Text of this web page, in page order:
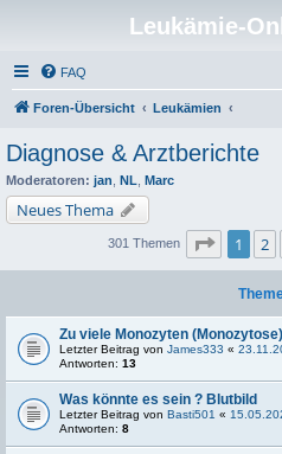
Leukämie-
FAQ
Foren-Übersicht Leukämien
Diagnose & Arztberichte
Moderatoren: jan NL Marc
Neues Thema
301 Themen Seite
1 2
Zu viele Monozyten
Letzter Beitrag von James333 «
Antworten: 13
Was könnte es sein ? Blutbild
Letzter Beitrag von Basti501 «
Antworten: 8